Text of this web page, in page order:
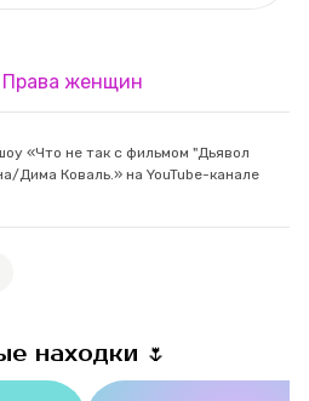
Права женщин
«Что не так с фильмом "Дьявол
Дима Коваль.» на YouTube-канале
находки 🌷